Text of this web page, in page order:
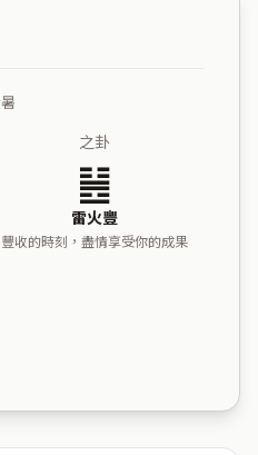
之卦
䷶
雷火豐
豐收的時刻，盡情享受你的成果